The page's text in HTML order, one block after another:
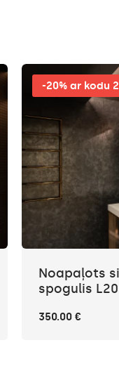
-20% ar kodu
Noapaļots
spogulis
350.00 €